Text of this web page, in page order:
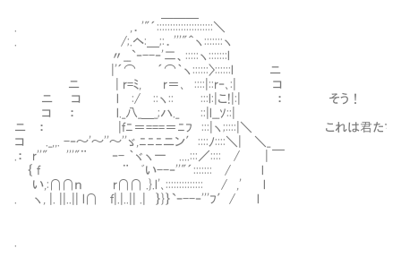
. ,．'"´:::::::::::::::::::::＼
. /;.ヘ:＿;:．'''"＾ヽ:::::::ヽ
〃__`‐--‐'二、:::::ヽ:::::::l
|'´⌒ ´⌒｀ヽ::::::〉::::::l ニ
ニ | r=ﾐ, r＝､ ::::|::r‐､:| コ
ニ コ l :/ ::ヽ:: :::l:|こ!|:| ： そう！
コ ： l._八_＿_;ハ._ ::|l__ｿ::|
ニ ： |ｆﾆ＝===＝ﾆﾌ :::|ヽ;::::|＼ これは君たちへの愛
コ ._,,. -‐～'～''～''ゞ,ﾆﾆﾆニン′::::ﾉ::::＼| ＼_
.： r''" '''"¨ ‐- ｀ヾヽ一 ....:::／:::: / | ￣
｛ ｆ ¨ ﾞい--‐''"´::::::: / l
い,:∩∩ｎ r∩∩ .}.l'､:::::::::::::: / ,' l
. ヽ, |. ||..|| l∩ ｆ|.|..|| .| ｝}｝`ｰ--‐'''ﾌ′/ l